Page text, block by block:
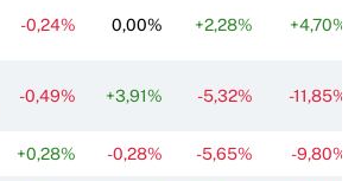
-0,24% 0,00% +2,28% +4,70%
-0,49% +3,91% -5,32% -11,85%
+0,28% -0,28% -5,65% -9,80%